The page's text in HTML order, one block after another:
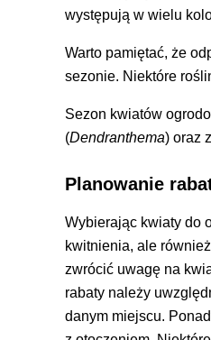
występują w wielu
Warto pamiętać, że
sezonie. Niektóre
Sezon kwiatów
(Dendranthema) oraz
Planowanie
Wybierając kwiaty do
kwitnienia, ale
zwrócić uwagę na
rabaty należy
danym miejscu.